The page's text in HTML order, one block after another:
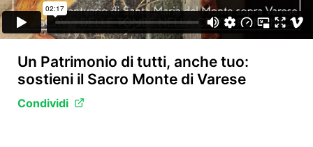
Un Patrimonio di tutti, anche tuo:
sostieni il Sacro Monte di Varese
Condividi